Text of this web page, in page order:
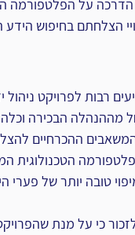
על הפלטפורמה
הצלחתם בחיפוש הידע
רבות לפרויקט ניהול
‏מההנהלה הבכירה
ההכרחיים
הטכנולוגית
טובה יותר של ‏פערי
כי על מנת